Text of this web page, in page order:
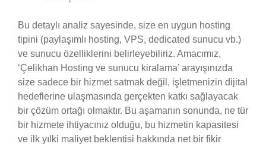
Bu detaylı analiz sayesinde, size en uygun hosting
tipini (paylaşımlı hosting, VPS, dedicated sunucu vb.)
ve sunucu özelliklerini belirleyebiliriz. Amacımız,
‘Çelikhan Hosting ve sunucu kiralama’ arayışınızda
size sadece bir hizmet satmak değil, işletmenizin dijital
hedeflerine ulaşmasında gerçekten katkı sağlayacak
bir çözüm ortağı olmaktır. Bu aşamanın sonunda, ne tür
bir hizmete ihtiyacınız olduğu, bu hizmetin kapasitesi
ve ilk yılki maliyet beklentisi hakkında net bir fikir